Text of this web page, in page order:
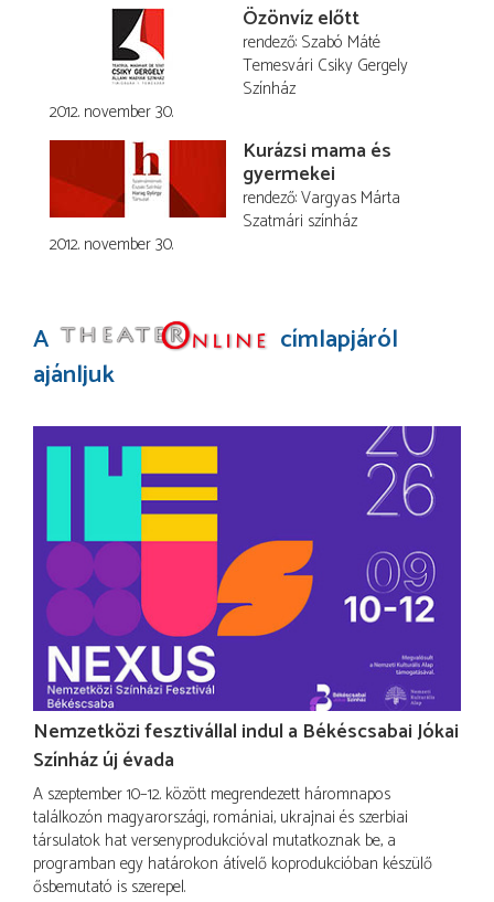
Özönvíz előtt
rendező Szabó Máté
Temesvári Csiky Gergely
Színház
2012. november 30.
Kurázsi mama és
gyermekei
rendező Vargyas Márta
Szatmári színház
2012. november 30.
A
címlapjáról
ajánljuk
Nemzetközi fesztivállal indul a Békéscsabai Jókai
Színház új évada
A szeptember 10–12. között megrendezett háromnapos
találkozón magyarországi, romániai, ukrajnai és szerbiai
társulatok hat versenyprodukcióval mutatkoznak be, a
programban egy határokon átívelő koprodukcióban készülő
ősbemutató is szerepel.